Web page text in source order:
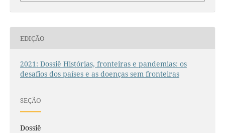
EDIÇÃO
2021: Dossiê Histórias, fronteiras e pandemias: os
desafios dos países e as doenças sem fronteiras
SEÇÃO
Dossiê